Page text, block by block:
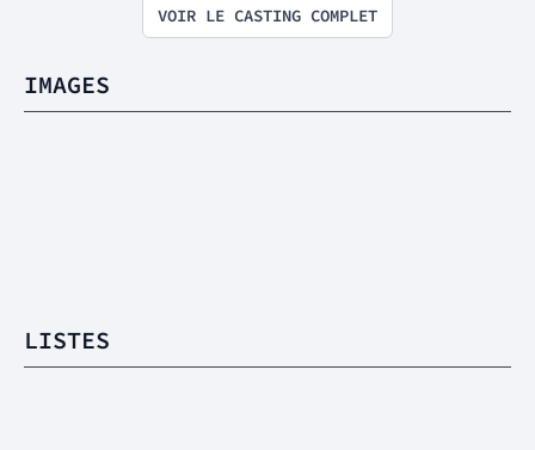
VOIR LE CASTING COMPLET
IMAGES
LISTES